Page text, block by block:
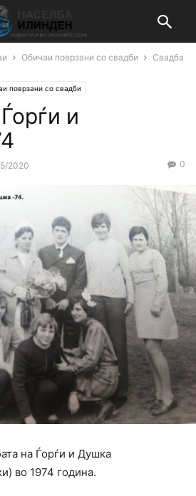
Обичаи поврзани со свадби
Свадба
поврзани со свадби
и
2020 0
на Ѓорѓи и Душка
во 1974 година.